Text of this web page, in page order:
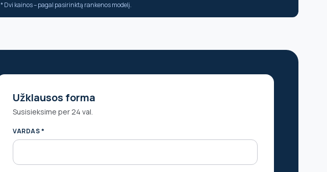
* Dvi kainos – pagal pasirinktą rankenos modelį.
Užklausos forma
Susisieksime per 24 val.
VARDAS *